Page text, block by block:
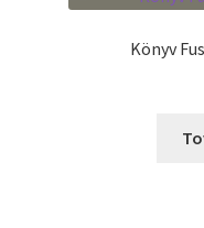
Könyv